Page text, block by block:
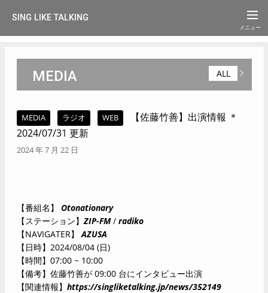
SING LIKE TALKING
MEDIA ALL
MEDIA ラジオ WEB
【佐藤竹善】出演情報 ＊
2024/07/31 更新
2024 年 7 月 22 日
【番組名】
Otonationary
【ステーション】 ZIP-FM/ radiko
【NAVIGATER】
AZUSA
【日時】2024/08/04 (日)
【時間】07:00 ~ 10:00
【備考】佐藤竹善が 09:00 台にインタビュー出演
【関連情報】 https://singliketalking.jp/news/352149